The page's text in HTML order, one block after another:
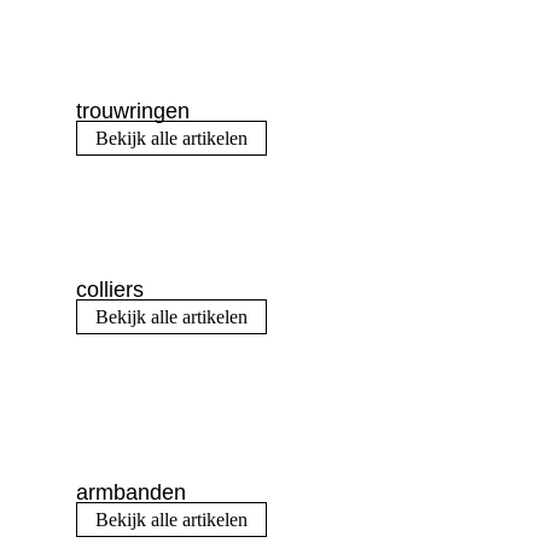
trouwringen
Bekijk alle artikelen
colliers
Bekijk alle artikelen
armbanden
Bekijk alle artikelen